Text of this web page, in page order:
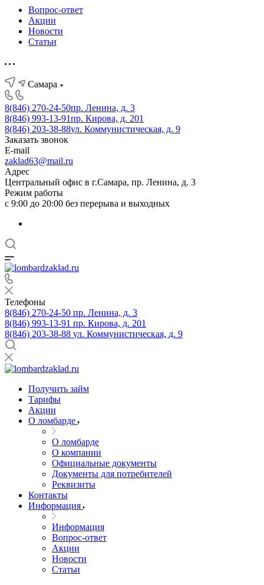
Вопрос-ответ
Акции
Новости
Статьи
Самара
8(846) 270-24-50пр. Ленина, д. 3
8(846) 993-13-91пр. Кирова, д. 201
8(846) 203-38-88ул. Коммунистическая, д. 9
Заказать звонок
E-mail
zaklad63@mail.ru
Адрес
Центральный офис в г.Самара, пр. Ленина, д. 3
Режим работы
с 9:00 до 20:00 без перерыва и выходных
Телефоны
8(846) 270-24-50 пр. Ленина, д. 3
8(846) 993-13-91 пр. Кирова, д. 201
8(846) 203-38-88 ул. Коммунистическая, д. 9
Получить займ
Тарифы
Акции
О ломбарде
О ломбарде
О компании
Официальные документы
Документы для потребителей
Реквизиты
Контакты
Информация
Информация
Вопрос-ответ
Акции
Новости
Статьи